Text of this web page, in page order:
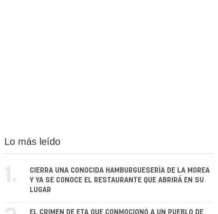
Lo más leído
1.
CIERRA UNA CONOCIDA HAMBURGUESERÍA DE LA MOREA
Y YA SE CONOCE EL RESTAURANTE QUE ABRIRÁ EN SU
LUGAR
EL CRIMEN DE ETA QUE CONMOCIONÓ A UN PUEBLO DE